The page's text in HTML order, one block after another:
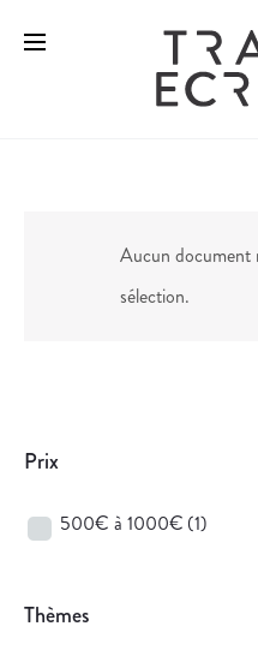
Aucun document
sélection.
Prix
500€ à 1000€ (1)
Thèmes